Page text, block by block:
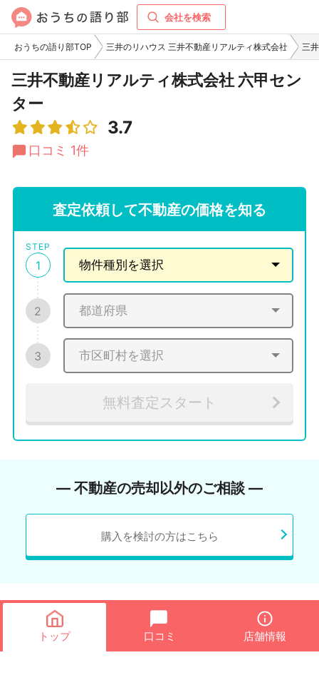
会社を検索
おうちの語り部TOP 三井のリハウス 三井不動産リアルティ株式会社 三
三井不動産リアルティ株式会社 六甲セン
ター
3.7
口コミ 1件
査定依頼して不動産の価格を知る
STEP
1
2
3
無料査定スタート
― 不動産の売却以外のご相談 ―
購入を検討の方はこちら
トップ 口コミ 店舗情報